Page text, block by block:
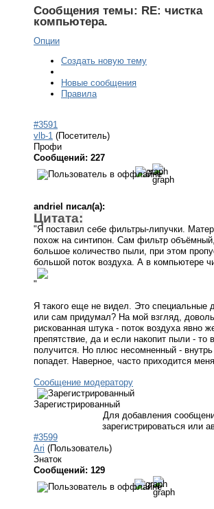
Сообщения темы: RE: чистка
компьютера.
Опции
Создать новую тему
Новые сообщения
Правила
#3591
vlb-1 (Посетитель)
Профи
Сообщений: 227
andriel писал(а):
Цитата:
"Я поставил себе фильтры-липучки.
похож на синтипон. Сам фильтр
большое количество пыли, при этом
большой поток воздуха. А в компьютере
"
Я такого еще не видел. Это специальные
или сам придумал? На мой взгляд,
рискованная штука - поток воздуха явно
препятствие, да и если накопит пыли - то
получится. Но плюс несомненный -
попадет. Наверное, часто приходится
Сообщение модератору
Зарегистрированный
Для добавления
зарегистрироваться или
#3599
Ari (Пользователь)
Знаток
Сообщений: 129